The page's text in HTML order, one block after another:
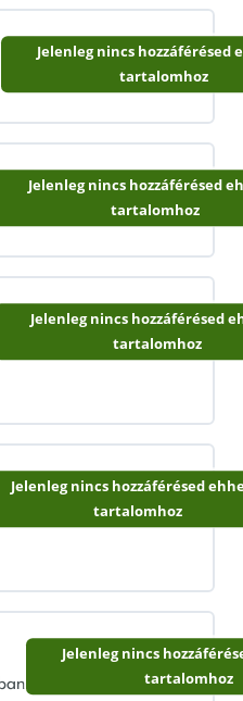
Jelenleg nincs hozzáférésed
tartalomhoz
Jelenleg nincs hozzáférésed
tartalomhoz
Jelenleg nincs hozzáférésed
tartalomhoz
Jelenleg nincs hozzáférésed
tartalomhoz
Jelenleg nincs
tartalomhoz